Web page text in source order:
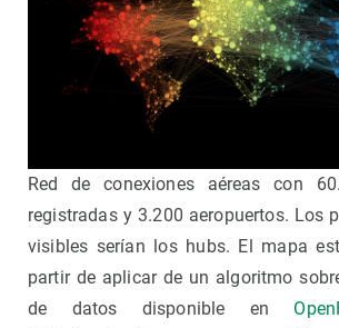
Red de conexiones aéreas con
registradas y 3.200 aeropuertos. Los
visibles serían los hubs. El mapa
partir de aplicar de un algoritmo
de datos disponible en